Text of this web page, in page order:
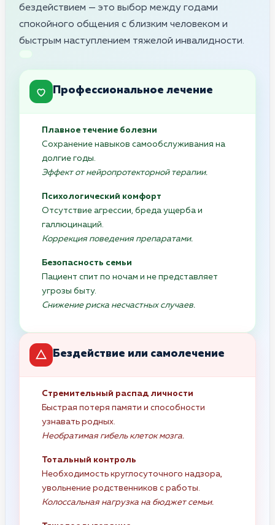
бездействием — это выбор между годами
спокойного общения с близким человеком и
быстрым наступлением тяжелой инвалидности.
Профессиональное лечение
Плавное течение болезни
Сохранение навыков самообслуживания на
долгие годы.
Эффект от нейропротекторной терапии.
Психологический комфорт
Отсутствие агрессии, бреда ущерба и
галлюцинаций.
Коррекция поведения препаратами.
Безопасность семьи
Пациент спит по ночам и не представляет
угрозы быту.
Снижение риска несчастных случаев.
Бездействие или самолечение
Стремительный распад личности
Быстрая потеря памяти и способности
узнавать родных.
Необратимая гибель клеток мозга.
Тотальный контроль
Необходимость круглосуточного надзора,
увольнение родственников с работы.
Колоссальная нагрузка на бюджет семьи.